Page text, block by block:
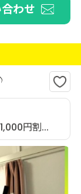
わせ
円割...